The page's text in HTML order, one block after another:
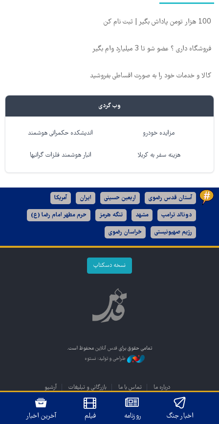
100 هزار تومن پاداش بگیر | ثبت نام کن
فروشگاه داری ؟ عضو شو تا 3 میلیارد وام بگیر
کالا و خدمات خود را به صورت اقساطی بفروشید
وب گردی
مزایده خودرو اندیشکده حکمرانی هوشمند
هزینه سفر به کربلا انبار هوشمند فلزات گرانبها
آستان قدس رضوی اربعین حسینی ایران آمریکا
دونالد ترامپ مشهد تنگه هرمز حرم مطهر امام رضا (ع)
رژیم صهیونیستی خراسان رضوی
نسخه دسکتاپ
تمامی حقوق برای قدس آنلاین محفوظ است.
طراحی و تولید: نستوه
درباره ما تماس با ما بازرگانی و تبلیغات آرشیو
اخبار جنگ روزنامه فیلم آخرین اخبار